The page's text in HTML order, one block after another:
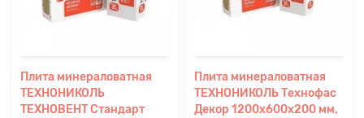
Плита минераловатная
ТЕХНОНИКОЛЬ
ТЕХНОВЕНТ Стандарт
Плита минераловатная
ТЕХНОНИКОЛЬ Технофас
Декор 1200х600х200 мм,